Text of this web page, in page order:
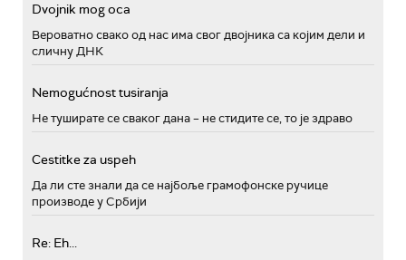
Dvojnik mog oca
Вероватно свако од нас има свог двојника са којим дели и
сличну ДНК
Nemogućnost tusiranja
Не туширате се сваког дана – не стидите се, то је здраво
Cestitke za uspeh
Да ли сте знали да се најбоље грамофонске ручице
производе у Србији
Re: Eh...